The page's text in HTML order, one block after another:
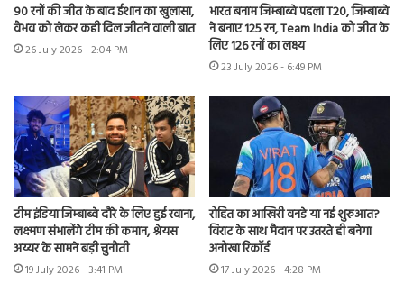
90 रनों की जीत के बाद ईशान का खुलासा,
वैभव को लेकर कही दिल जीतने वाली बात
26 July 2026 - 2:04 PM
भारत बनाम जिम्बाब्वे पहला T20, जिम्बाब्वे
ने बनाए 125 रन, Team India को जीत के
लिए 126 रनों का लक्ष्य
23 July 2026 - 6:49 PM
टीम इंडिया जिम्बाब्वे दौरे के लिए हुई रवाना,
लक्ष्मण संभालेंगे टीम की कमान, श्रेयस
अय्यर के सामने बड़ी चुनौती
19 July 2026 - 3:41 PM
रोहित का आखिरी वनडे या नई शुरुआत?
विराट के साथ मैदान पर उतरते ही बनेगा
अनोखा रिकॉर्ड
17 July 2026 - 4:28 PM